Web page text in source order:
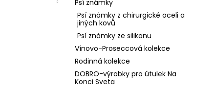
Psí známky
Psí známky z chirurgické oceli a
jiných kovů
Psí známky ze silikonu
Vínovo-Proseccová kolekce
Rodinná kolekce
DOBRO-výrobky pro útulek Na
Konci Sveta